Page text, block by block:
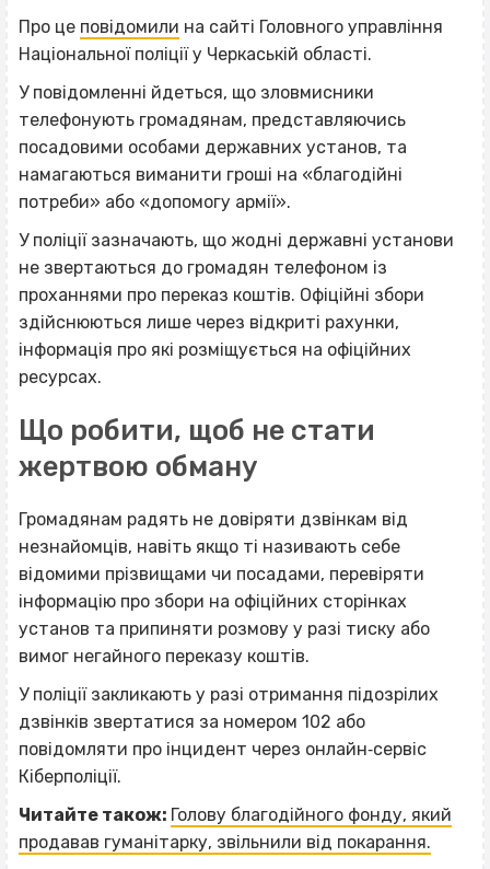
Про це повідомили на сайті Головного управління
Національної поліції у Черкаській області.
У повідомленні йдеться, що зловмисники
телефонують громадянам, представляючись
посадовими особами державних установ, та
намагаються виманити гроші на «благодійні
потреби» або «допомогу армії».
У поліції зазначають, що жодні державні установи
не звертаються до громадян телефоном із
проханнями про переказ коштів. Офіційні збори
здійснюються лише через відкриті рахунки,
інформація про які розміщується на офіційних
ресурсах.
Що робити, щоб не стати
жертвою обману
Громадянам радять не довіряти дзвінкам від
незнайомців, навіть якщо ті називають себе
відомими прізвищами чи посадами, перевіряти
інформацію про збори на офіційних сторінках
установ та припиняти розмову у разі тиску або
вимог негайного переказу коштів.
У поліції закликають у разі отримання підозрілих
дзвінків звертатися за номером 102 або
повідомляти про інцидент через онлайн‐сервіс
Кіберполіції.
Читайте також: Голову благодійного фонду, який
продавав гуманітарку, звільнили від покарання.